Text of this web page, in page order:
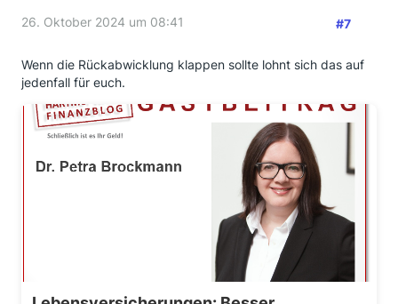
26. Oktober 2024 um 08:41 #7
Wenn die Rückabwicklung klappen sollte lohnt sich das auf
jedenfall für euch.